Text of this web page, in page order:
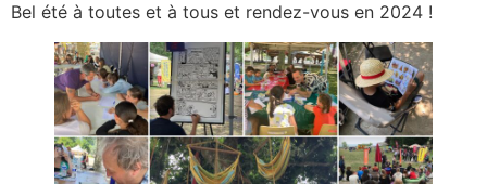
Bel été à toutes et à tous et rendez-vous en 2024 !